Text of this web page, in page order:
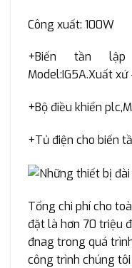
Công xuất: 100W
+Biến tần lập
Model:IG5A.Xuất xứ
+Bộ điều khiển
+Tủ điện cho biến
Tổng chi phí cho
đặt là hơn 70 triệu
đnag trong quá
công trình chúng